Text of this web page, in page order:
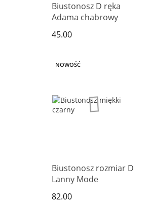
Biustonosz D ręka
Adama chabrowy
45.00
NOWOŚĆ
Biustonosz rozmiar D
Lanny Mode
82.00